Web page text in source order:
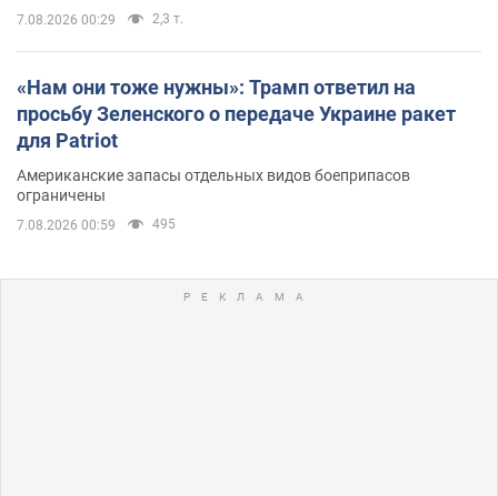
7.08.2026 00:29 2,3 т.
«Нам они тоже нужны»: Трамп ответил на
просьбу Зеленского о передаче Украине ракет
для Patriot
Американские запасы отдельных видов боеприпасов
ограничены
7.08.2026 00:59 495